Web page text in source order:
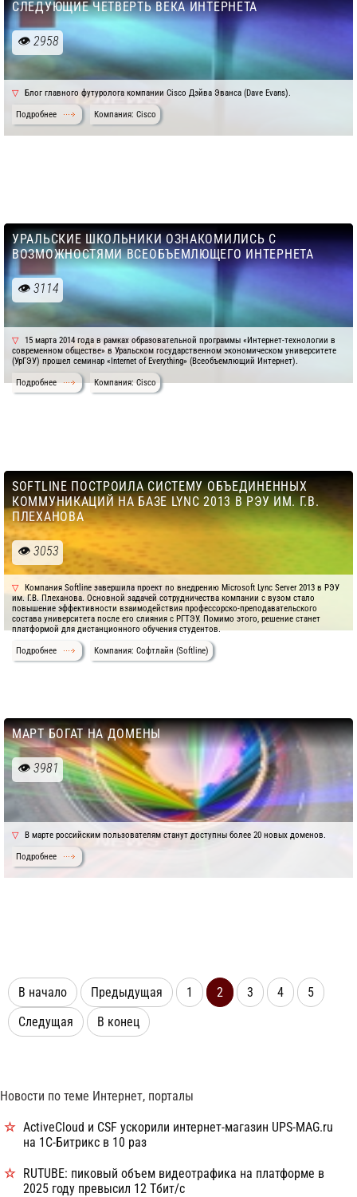
СЛЕДУЮЩИЕ ЧЕТВЕРТЬ ВЕКА ИНТЕРНЕТА
2958
Блог главного футуролога компании Cisco Дэйва Эванса (Dave Evans).
Подробнее Компания: Cisco
УРАЛЬСКИЕ ШКОЛЬНИКИ ОЗНАКОМИЛИСЬ С
ВОЗМОЖНОСТЯМИ ВСЕОБЪЕМЛЮЩЕГО ИНТЕРНЕТА
3114
15 марта 2014 года в рамках образовательной программы «Интернет-технологии в
современном обществе» в Уральском государственном экономическом университете
(УрГЭУ) прошел семинар «Internet of Everything» (Всеобъемлющий Интернет).
Подробнее Компания: Cisco
SOFTLINE ПОСТРОИЛА СИСТЕМУ ОБЪЕДИНЕННЫХ
КОММУНИКАЦИЙ НА БАЗЕ LYNC 2013 В РЭУ ИМ. Г.В.
ПЛЕХАНОВА
3053
Компания Softline завершила проект по внедрению Microsoft Lync Server 2013 в РЭУ
им. Г.В. Плеханова. Основной задачей сотрудничества компании с вузом стало
повышение эффективности взаимодействия профессорско-преподавательского
состава университета после его слияния с РГТЭУ. Помимо этого, решение станет
платформой для дистанционного обучения студентов.
Подробнее Компания: Софтлайн (Softline)
МАРТ БОГАТ НА ДОМЕНЫ
3981
В марте российским пользователям станут доступны более 20 новых доменов.
Подробнее
В начало Предыдущая 1 2 3 4
5
Следущая
В конец
Новости по теме Интернет, порталы
ActiveCloud и CSF ускорили интернет-магазин UPS-MAG.ru
на 1С-Битрикс в 10 раз
RUTUBE: пиковый объем видеотрафика на платформе в
2025 году превысил 12 Тбит/с